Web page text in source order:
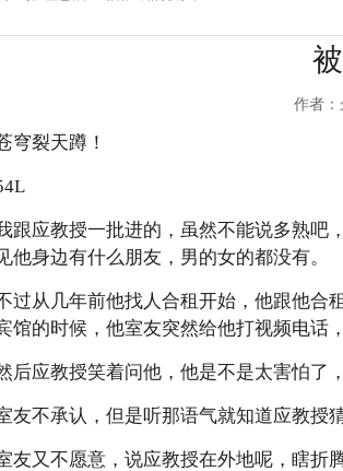
作者：
穹裂天蹲！
跟应教授一批进的，虽然不能说多熟吧
他身边有什么朋友，男的女的都没有。
过从几年前他找人合租开始，他跟他合
馆的时候，他室友突然给他打视频电话
后应教授笑着问他，他是不是太害怕了
友不承认，但是听那语气就知道应教授
友又不愿意，说应教授在外地呢，瞎折